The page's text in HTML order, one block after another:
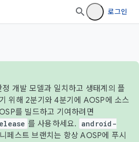
로그인
개발 모델과 일치하고 생태계의 플
위해 2분기와 4분기에 AOSP에 소스
를 빌드하고 기여하려면
를 사용하세요.
android-
페스트 브랜치는 항상 AOSP에 푸시